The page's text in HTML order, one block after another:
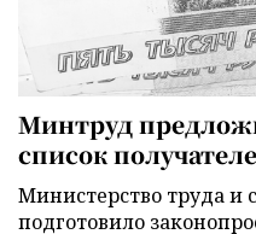
Минтруд
список
Министерство труда и
подготовило